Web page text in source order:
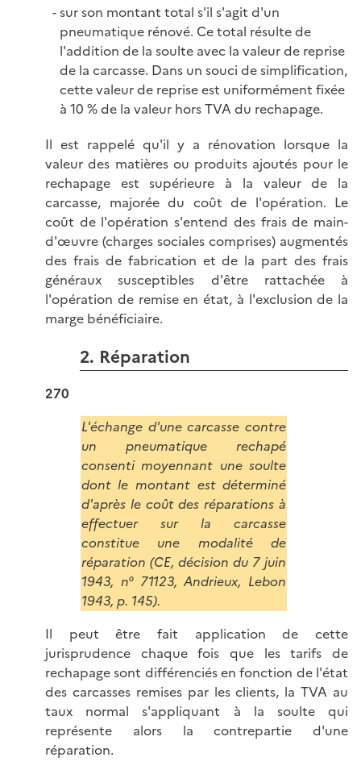
sur son montant total s'il s'agit d'un
pneumatique rénové. Ce total résulte de
l'addition de la soulte avec la valeur de reprise
de la carcasse. Dans un souci de simplification,
cette valeur de reprise est uniformément fixée
à 10 % de la valeur hors TVA du rechapage.
Il est rappelé qu'il y a rénovation lorsque la
valeur des matières ou produits ajoutés pour le
rechapage est supérieure à la valeur de la
carcasse, majorée du coût de l'opération. Le
coût de l'opération s'entend des frais de main-
d'œuvre (charges sociales comprises) augmentés
des frais de fabrication et de la part des frais
généraux susceptibles d'être rattachée à
l'opération de remise en état, à l'exclusion de la
marge bénéficiaire.
2. Réparation
270
L'échange d'une carcasse contre
un pneumatique rechapé
consenti moyennant une soulte
dont le montant est déterminé
d'après le coût des réparations à
effectuer sur la carcasse
constitue une modalité de
réparation (CE, décision du 7 juin
1943, n° 71123, Andrieux, Lebon
1943, p. 145).
Il peut être fait application de cette
jurisprudence chaque fois que les tarifs de
rechapage sont différenciés en fonction de l'état
des carcasses remises par les clients, la TVA au
taux normal s'appliquant à la soulte qui
représente alors la contrepartie d'une
réparation.